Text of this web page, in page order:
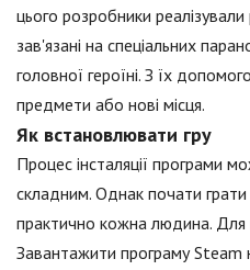
цього розробники
зав'язані на спеціальних
головної героїні. З їх
предмети або нові місця.
Як встановлювати гру
Процес інсталяції програми
складним. Однак почати
практично кожна людина. Для
Завантажити програму Steam